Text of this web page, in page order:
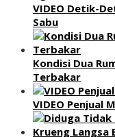
VIDEO Detik-
Sabu
Kondisi Dua
Terbakar
VIDEO Penjual